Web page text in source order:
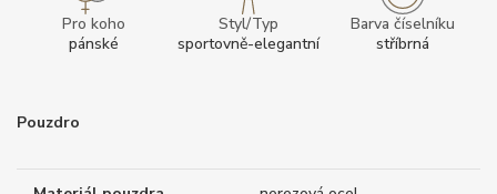
Pro koho
pánské
Styl/Typ
sportovně-elegantní
Barva číselníku
stříbrná
Pouzdro